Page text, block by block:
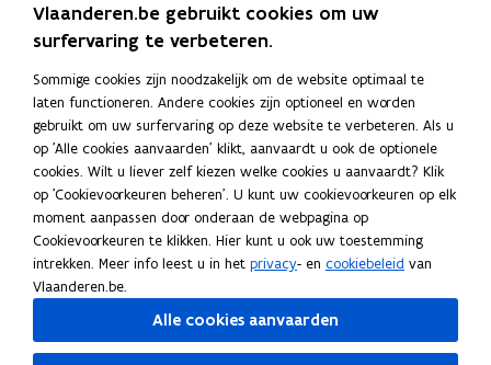
Schrijf je in
Thema's
Taaladviezen
Spellingregels
Tips voor duidelijke taal
Bekijk ook
Spellingtests
Boek- en webwijzer
Vlaanderen.be gebruikt cookies om uw
surfervaring te verbeteren.
Sommige cookies zijn noodzakelijk om de website optimaal te
laten functioneren. Andere cookies zijn optioneel en worden
gebruikt om uw surfervaring op deze website te verbeteren. Als u
op 'Alle cookies aanvaarden' klikt, aanvaardt u ook de optionele
cookies. Wilt u liever zelf kiezen welke cookies u aanvaardt? Klik
op 'Cookievoorkeuren beheren'. U kunt uw cookievoorkeuren op elk
moment aanpassen door onderaan de webpagina op
Cookievoorkeuren te klikken. Hier kunt u ook uw toestemming
intrekken. Meer info leest u in het privacy- en cookiebeleid van
Vlaanderen.be.
Alle cookies aanvaarden